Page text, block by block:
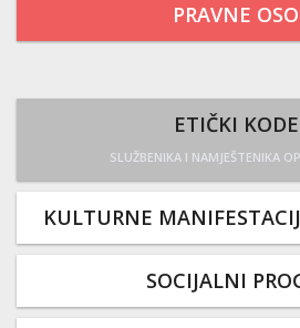
PRAVNE
ETIČKI
SLUŽBENIKA I NAMJEŠTENIKA
KULTURNE
SOCIJALNI